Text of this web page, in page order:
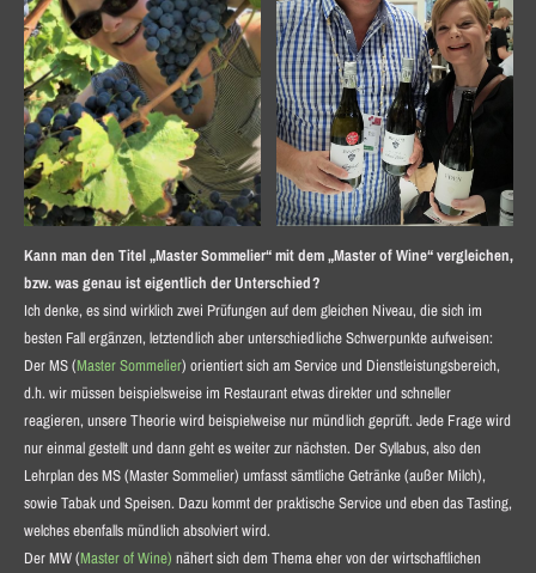
Kann man den Titel „Master Sommelier“ mit dem „Master of Wine“ vergleichen,
bzw. was genau ist eigentlich der Unterschied?
Ich denke, es sind wirklich zwei Prüfungen auf dem gleichen Niveau, die sich im
besten Fall ergänzen, letztendlich aber unterschiedliche Schwerpunkte aufweisen:
Der MS (Master Sommelier) orientiert sich am Service und Dienstleistungsbereich,
d.h. wir müssen beispielsweise im Restaurant etwas direkter und schneller
reagieren, unsere Theorie wird beispielweise nur mündlich geprüft. Jede Frage wird
nur einmal gestellt und dann geht es weiter zur nächsten. Der Syllabus, also den
Lehrplan des MS (Master Sommelier) umfasst sämtliche Getränke (außer Milch),
sowie Tabak und Speisen. Dazu kommt der praktische Service und eben das Tasting,
welches ebenfalls mündlich absolviert wird.
Der MW (Master of Wine) nähert sich dem Thema eher von der wirtschaftlichen